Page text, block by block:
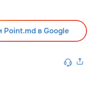
Point.md в Google